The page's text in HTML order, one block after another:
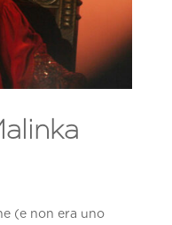
(e non era uno